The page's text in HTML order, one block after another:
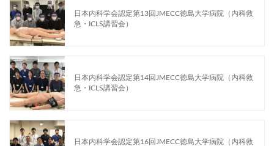
日本内科学会認定第13回JMECC徳島大学病院（内科救
急・ICLS講習会）
日本内科学会認定第14回JMECC徳島大学病院（内科救
急・ICLS講習会）
日本内科学会認定第16回JMECC徳島大学病院（内科救